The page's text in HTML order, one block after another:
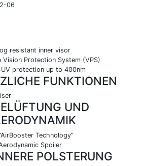
06
resistant inner visor
Vision Protection System (VPS)
UV protection up to 400nm
FUNKTIONEN
UND
Technology”
Spoiler
POLSTERUNG